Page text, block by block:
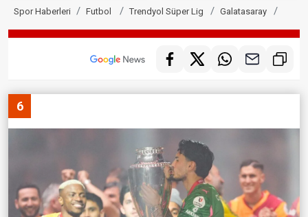
Spor Haberleri Futbol Trendyol Süper Lig Galatasaray
6